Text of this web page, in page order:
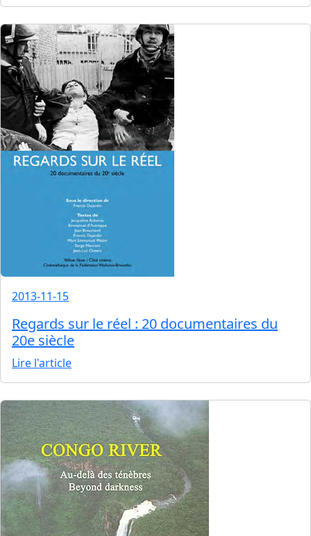
2013-11-15
Regards sur le réel : 20 documentaires du
20e siècle
Lire l'article